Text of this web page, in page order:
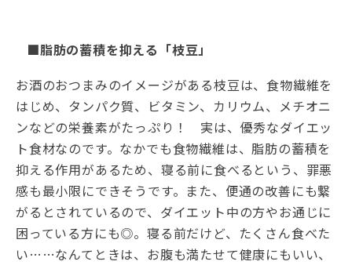
■脂肪の蓄積を抑える「枝豆」
お酒のおつまみのイメージがある枝豆は、食物繊維を
はじめ、タンパク質、ビタミン、カリウム、メチオニ
ンなどの栄養素がたっぷり！ 実は、優秀なダイエッ
ト食材なのです。なかでも食物繊維は、脂肪の蓄積を
抑える作用があるため、寝る前に食べるという、罪悪
感も最小限にできそうです。また、便通の改善にも繋
がるとされているので、ダイエット中の方やお通じに
困っている方にも◎。寝る前だけど、たくさん食べた
い……なんてときは、お腹も満たせて健康にもいい、